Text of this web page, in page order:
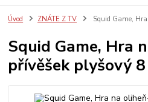
Úvod ZNÁTE Z TV Squid Game,
Squid Game, Hra
přívěšek plyšový